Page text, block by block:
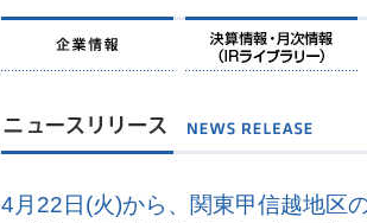
企業情報
4月22日(火)から、関東甲信越地区